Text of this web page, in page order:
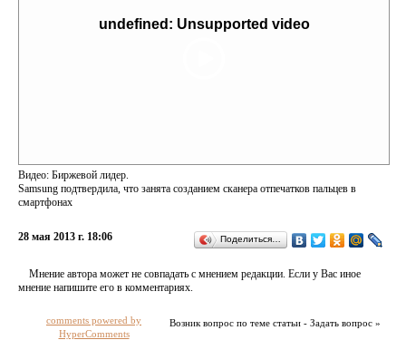
undefined: Unsupported video
Видео: Биржевой лидер.
Samsung подтвердила, что занята созданием сканера отпечатков пальцев в
смартфонах
28 мая 2013 г. 18:06 Поделиться…
Мнение автора может не совпадать с мнением редакции. Если у Вас иное
мнение напишите его в комментариях.
Возник вопрос по теме статьи - Задать вопрос »
comments powered by
HyperComments